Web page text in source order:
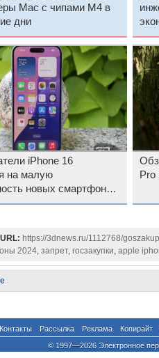
Mac с чипами M4 в
дни
iPhone 16
на малую
новых смартфонов
Pro
https://3dnews.ru/1112768/
2024, запрет, госзакупки, apple
Контакты Рассылка Реклама Копирайт
© 1997—2026 Электронное